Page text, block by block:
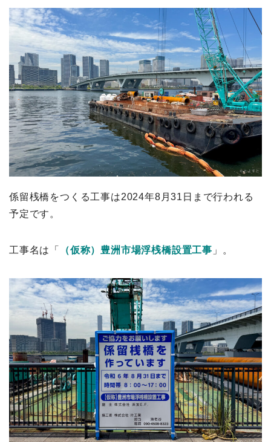
係留桟橋をつくる工事は2024年8月31日まで行われる
予定です。
工事名は「 （仮称）豊洲市場浮桟橋設置工事 」。